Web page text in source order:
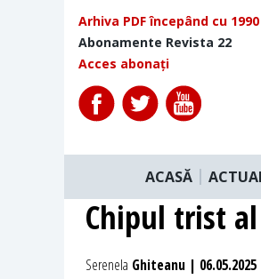
Arhiva PDF începând cu 1990
Abonamente Revista 22
Acces abonați
ACASĂ
Chipul trist
Serenela Ghiteanu | 06.05.2025